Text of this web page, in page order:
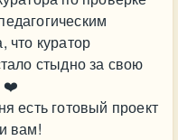
что куратор
стыдно за свою
❤️
есть готовый проект
вам!